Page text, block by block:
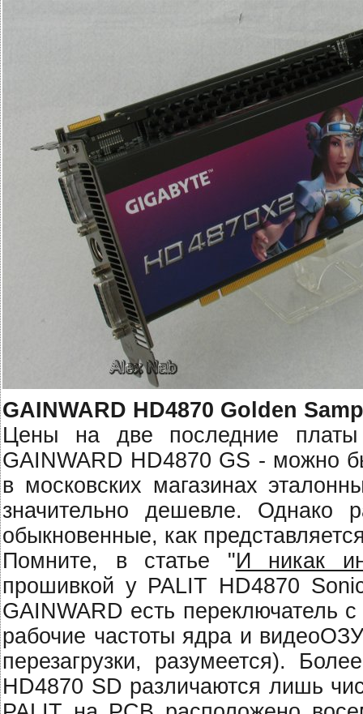
GAINWARD HD4870 Golden
Цены на две последние
GAINWARD HD4870 GS - можно
в московских магазинах
значительно дешевле. Однако
обыкновенные, как
Помните, в статье "И никак
прошивкой у PALIT HD4870
GAINWARD есть
рабочие частоты ядра и
перезагрузки, разумеется).
HD4870 SD различаются лишь